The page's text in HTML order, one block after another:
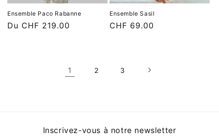
Ensemble Paco Rabanne
Prix
Du CHF 219.00
Ensemble Sasil
Prix
CHF 69.00
1 2 3
Inscrivez-vous à notre newsletter